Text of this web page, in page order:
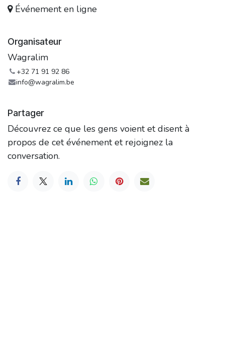
Événement en ligne
Organisateur
Wagralim
+32 71 91 92 86
info@wagralim.be
Partager
Découvrez ce que les gens voient et disent à
propos de cet événement et rejoignez la
conversation.